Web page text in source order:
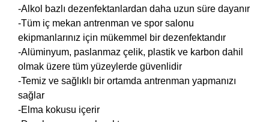
-Alkol bazlı dezenfektanlardan daha uzun süre dayanır
-Tüm iç mekan antrenman ve spor salonu
ekipmanlarınız için mükemmel bir dezenfektandır
-Alüminyum, paslanmaz çelik, plastik ve karbon dahil
olmak üzere tüm yüzeylerde güvenlidir
-Temiz ve sağlıklı bir ortamda antrenman yapmanızı
sağlar
-Elma kokusu içerir